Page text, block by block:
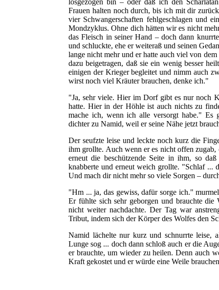
losgezogen bin – oder daß ich den
Frauen halten noch durch, bis ich mit dir
vier Schwangerschaften fehlgeschlagen und
Mondzyklus. Ohne dich hätten wir es nicht
das Fleisch in seiner Hand – doch dann
und schluckte, ehe er weiteraß und seinen
lange nicht mehr und er hatte auch viel von
dazu beigetragen, daß sie ein wenig besser
einigen der Krieger begleitet und nimm auch
wirst noch viel Kräuter brauchen, denke ich."
"Ja, sehr viele. Hier im Dorf gibt es nur noch
hatte. Hier in der Höhle ist auch nichts zu
mache ich, wenn ich alle versorgt habe." Es
dichter zu Namid, weil er seine Nähe jetzt
Der seufzte leise und leckte noch kurz die
ihm grollte. Auch wenn er es nicht offen
erneut die beschützende Seite in ihm, so
knabberte und erneut weich grollte. "Schlaf ...
Und mach dir nicht mehr so viele Sorgen –
"Hm ... ja, das gewiss, dafür sorge ich."
Er fühlte sich sehr geborgen und brauchte
nicht weiter nachdachte. Der Tag war
Tribut, indem sich der Körper des Wolfes den
Namid lächelte nur kurz und schnurrte leise,
Lunge sog ... doch dann schloß auch er die
er brauchte, um wieder zu heilen. Denn auch
Kraft gekostet und er würde eine Weile